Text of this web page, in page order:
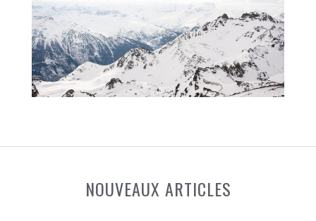
NOUVEAUX ARTICLES